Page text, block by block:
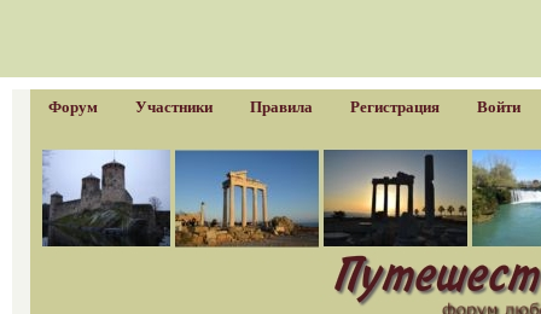
Форум Участники Правила Регистрация Войти